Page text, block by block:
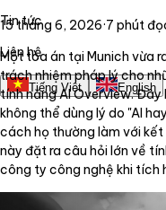
Tin tức
Liên hệ
Tiếng Việt English
15 tháng 6, 2026·7 phút
Một tòa án tại Munich vừa
trách nhiệm pháp lý cho
tính năng AI Overview.
không thể dùng lý do "AI
cách họ thường làm với
này đặt ra câu hỏi lớn về
công ty công nghệ khi tích